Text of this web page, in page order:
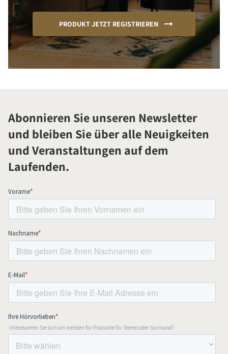
PRODUKT JETZT REGISTRIEREN
Abonnieren Sie unseren Newsletter
und bleiben Sie über alle Neuigkeiten
und Veranstaltungen auf dem
Laufenden.